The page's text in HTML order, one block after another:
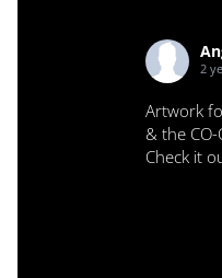
2
Artwork
& the CO-
Check it